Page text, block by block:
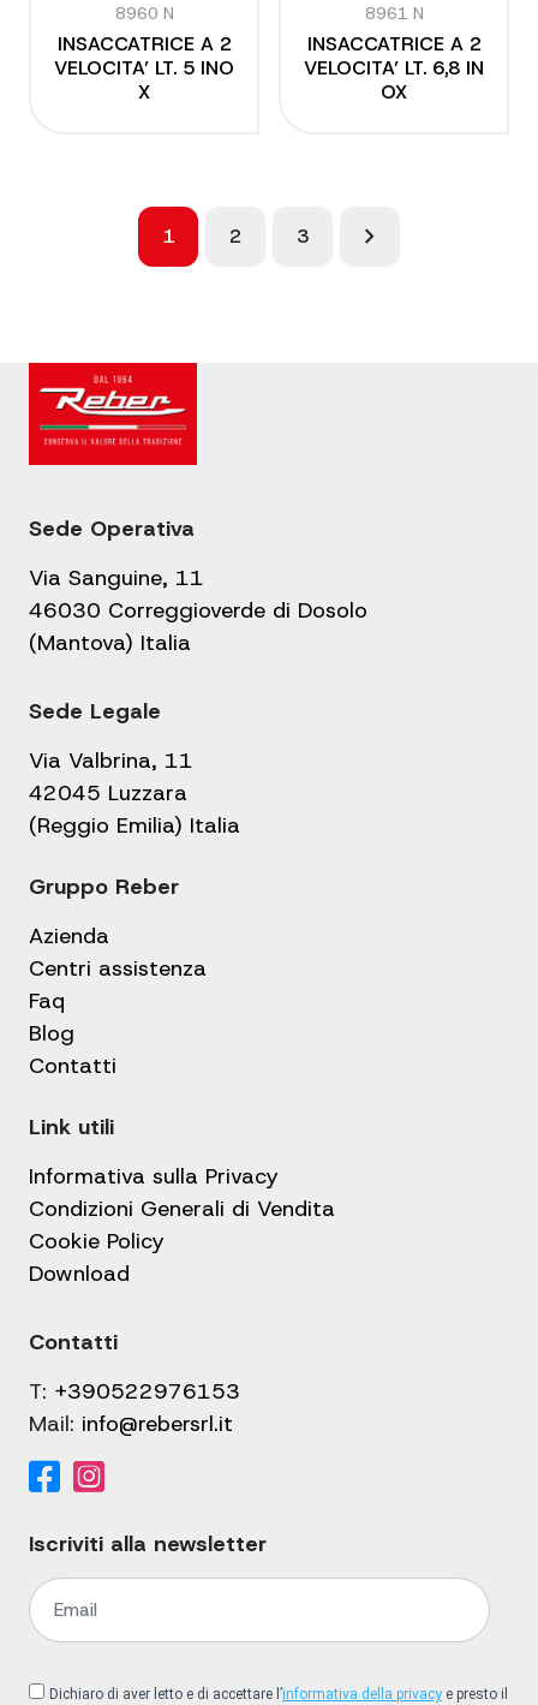
8960 N
INSACCATRICE A 2
VELOCITA’ LT. 5 INO
X
8961 N
INSACCATRICE A 2
VELOCITA’ LT. 6,8 IN
OX
1 2 3 chevron_right
Sede Operativa
Via Sanguine, 11
46030 Correggioverde di Dosolo
(Mantova) Italia
Sede Legale
Via Valbrina, 11
42045 Luzzara
(Reggio Emilia) Italia
Gruppo Reber
Azienda
Centri assistenza
Faq
Blog
Contatti
Link utili
Informativa sulla Privacy
Condizioni Generali di Vendita
Cookie Policy
Download
Contatti
T: +390522976153
Mail: info@rebersrl.it
Iscriviti alla newsletter
Dichiaro di aver letto e di accettare l’informativa della privacy e presto il